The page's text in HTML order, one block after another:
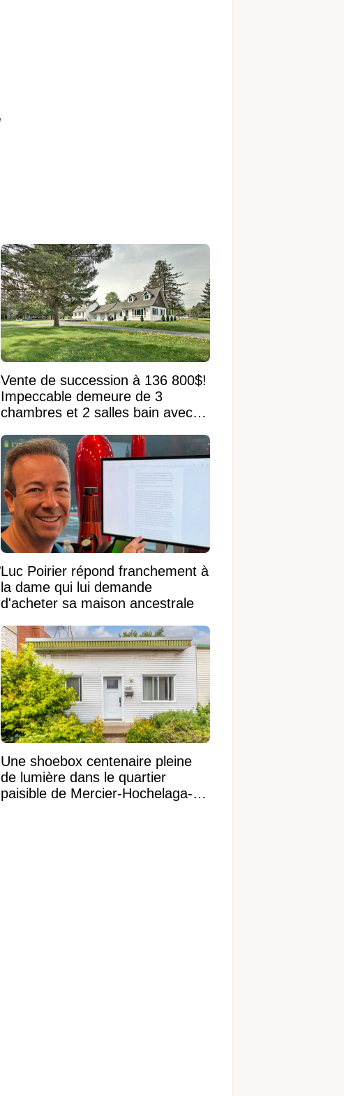
Vente de succession à 136 800$!
Impeccable demeure de 3
chambres et 2 salles bain avec
Luc Poirier répond franchement à
la dame qui lui demande
d'acheter sa maison ancestrale
Une shoebox centenaire pleine
de lumière dans le quartier
paisible de Mercier-Hochelaga-